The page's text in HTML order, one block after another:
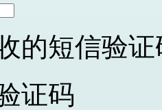
的短信验证
证码